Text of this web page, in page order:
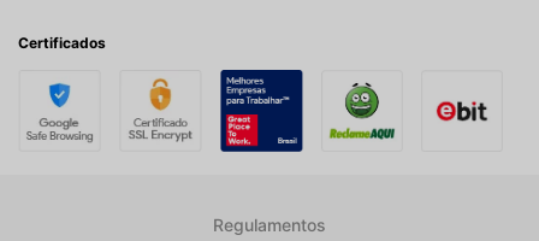
Certificados
Regulamentos